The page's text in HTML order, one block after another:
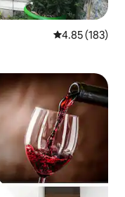
औसत रेटिंग 5 में से
4.85 (183)